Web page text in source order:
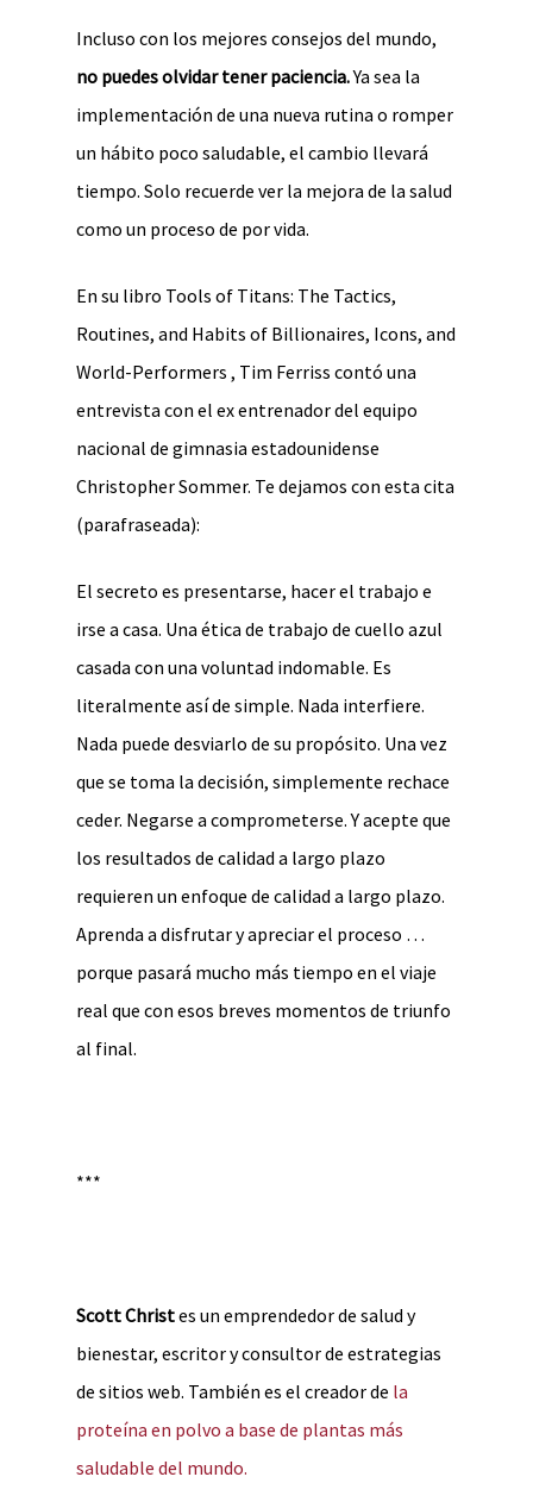
Incluso con los mejores consejos del mundo,
no puedes olvidar tener paciencia.Ya sea la
implementación de una nueva rutina o romper
un hábito poco saludable, el cambio llevará
tiempo. Solo recuerde ver la mejora de la salud
como un proceso de por vida.
En su libro Tools of Titans: The Tactics,
Routines, and Habits of Billionaires, Icons, and
World-Performers , Tim Ferriss contó una
entrevista con el ex entrenador del equipo
nacional de gimnasia estadounidense
Christopher Sommer. Te dejamos con esta cita
(parafraseada):
El secreto es presentarse, hacer el trabajo e
irse a casa. Una ética de trabajo de cuello azul
casada con una voluntad indomable. Es
literalmente así de simple. Nada interfiere.
Nada puede desviarlo de su propósito. Una vez
que se toma la decisión, simplemente rechace
ceder. Negarse a comprometerse. Y acepte que
los resultados de calidad a largo plazo
requieren un enfoque de calidad a largo plazo.
Aprenda a disfrutar y apreciar el proceso …
porque pasará mucho más tiempo en el viaje
real que con esos breves momentos de triunfo
al final.
***
Scott Christes un emprendedor de salud y
bienestar, escritor y consultor de estrategias
de sitios web. También es el creador de la
proteína en polvo a base de plantas más
saludable del mundo.